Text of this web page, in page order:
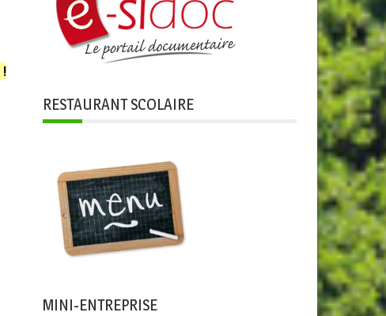
!
RESTAURANT SCOLAIRE
MINI-ENTREPRISE